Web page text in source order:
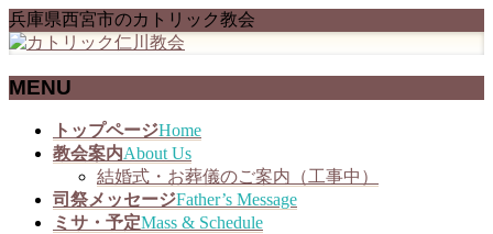
兵庫県西宮市のカトリック教会
MENU
トップページHome
教会案内About Us
結婚式・お葬儀のご案内（工事中）
司祭メッセージFather’s Message
ミサ・予定Mass & Schedule